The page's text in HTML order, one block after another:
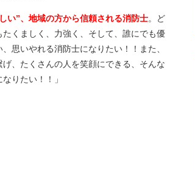
い”、地域の方から信頼される消防士。ど
たくましく、力強く、そして、誰にでも優
、思いやれる消防士になりたい！！また、
げ、たくさんの人を笑顔にできる、そんな
りたい！！」